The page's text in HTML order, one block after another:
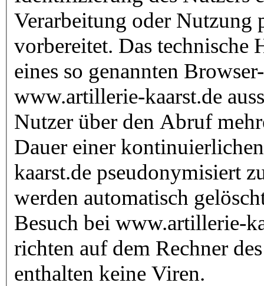
Verarbeitung oder Nutzung
vorbereitet. Das
eines so genannten
www.artillerie-kaarst.de
Nutzer über den Abruf
Dauer einer
kaarst.de pseudonymisiert
werden automatisch
Besuch bei www.artillerie-
richten auf dem Rechner
enthalten keine Viren.